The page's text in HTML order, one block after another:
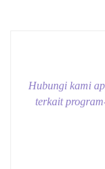
Hubungi kami
terkait